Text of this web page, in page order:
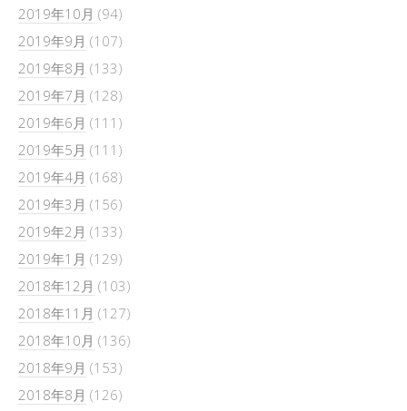
2019年10月 (94)
2019年9月 (107)
2019年8月 (133)
2019年7月 (128)
2019年6月 (111)
2019年5月 (111)
2019年4月 (168)
2019年3月 (156)
2019年2月 (133)
2019年1月 (129)
2018年12月 (103)
2018年11月 (127)
2018年10月 (136)
2018年9月 (153)
2018年8月 (126)